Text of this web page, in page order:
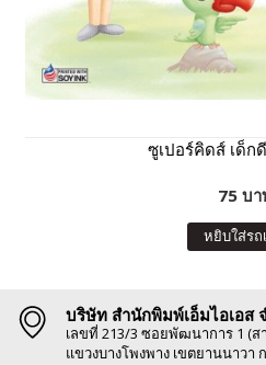
ซูเปอร์คิดส์ เด็ก
75 บ
หยิบใส่รถ
บริษัท สำนักพิมพ์เอ็มไอเอส
เลขที่ 213/3 ซอยพัฒนาการ 1 (ส
แขวงบางโพงพาง เขตยานนาวา